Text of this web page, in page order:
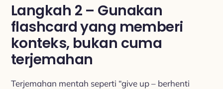
Langkah 2 – Gunakan
flashcard yang memberi
konteks, bukan cuma
terjemahan
Terjemahan mentah seperti “give up – berhenti